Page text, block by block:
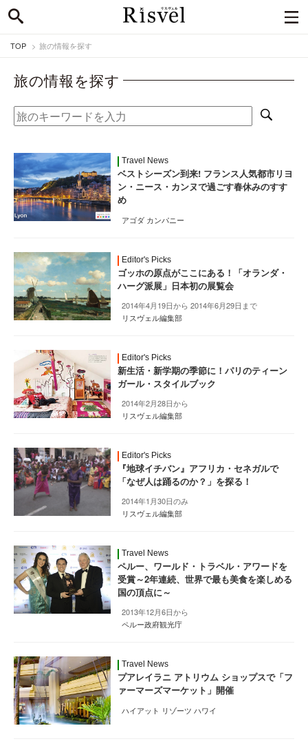
TOP 旅の情報を探す
旅の情報を探す
Travel News
ベストシーズン到来! フランス人気都市リヨ
ン・ニース・カンヌで過ごす春休みのすす
め
アゴダ カンパニー
Editor's Picks
ゴッホの原点がここにある！「オランダ・
ハーグ派展」日本初の展覧会
2014年4月19日から 2014年6月29日まで
リスヴェル編集部
Editor's Picks
新生活・新学期の季節に！パリのティーン
ガール・スタイルブック
2014年2月28日から
リスヴェル編集部
Editor's Picks
『地球イチバン』アフリカ・セネガルで
「なぜ人は踊るのか？」を探る！
2014年1月30日のみ
リスヴェル編集部
Travel News
ペルー、ワールド・トラベル・アワードを
受賞～2年連続、世界で最も美食を楽しめる
国の頂点に～
2013年12月6日から
ペルー政府観光庁
Travel News
プアレイラニ アトリウム ショップスで「フ
ァーマーズマーケット」開催
ハイアット リゾーツ ハワイ